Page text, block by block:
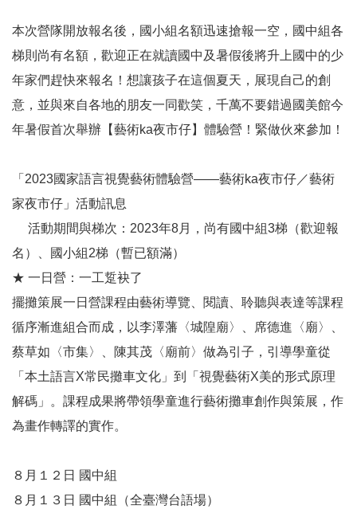
F
c
e
o
Y
t
u
b
e
V
i
d
o
r
本次營隊開放報名後，國小組名額迅速搶報一空，國中組各
梯則尚有名額，歡迎正在就讀國中及暑假後將升上國中的少
年家們趕快來報名！想讓孩子在這個夏天，展現自己的創
意，並與來自各地的朋友一同歡笑，千萬不要錯過國美館今
年暑假首次舉辦【藝術ka夜市仔】體驗營！緊做伙來參加！
「2023國家語言視覺藝術體驗營——藝術ka夜市仔／藝術
家夜市仔」活動訊息
活動期間與梯次：2023年8月，尚有國中組3梯（歡迎報
名）、國小組2梯（暫已額滿）
★ 一日營：一工踅袂了
擺攤策展一日營課程由藝術導覽、閱讀、聆聽與表達等課程
循序漸進組合而成，以李澤藩〈城隍廟〉、席德進〈廟〉、
蔡草如〈市集〉、陳其茂〈廟前〉做為引子，引導學童從
「本土語言X常民攤車文化」到「視覺藝術X美的形式原理
解碼」。課程成果將帶領學童進行藝術攤車創作與策展，作
為畫作轉譯的實作。
８月１２日 國中組
８月１３日 國中組（全臺灣台語場）